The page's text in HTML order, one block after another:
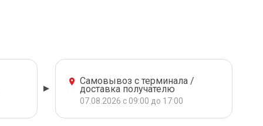
Самовывоз с терминала /
доставка получателю
07.08.2026 с 09:00 до 17:00